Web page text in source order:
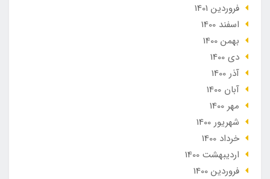
فروردین 1401
اسفند 1400
بهمن 1400
دی 1400
آذر 1400
آبان 1400
مهر 1400
شهریور 1400
خرداد 1400
ارديبهشت 1400
فروردین 1400